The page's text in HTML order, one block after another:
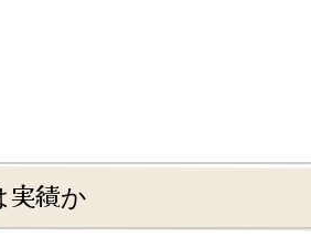
実績か